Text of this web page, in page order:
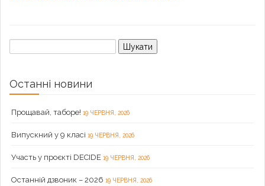
Пошук:
Останні новини
Прощавай, таборе! 19 ЧЕРВНЯ, 2026
Випускний у 9 класі 19 ЧЕРВНЯ, 2026
Участь у проєкті DECIDE 19 ЧЕРВНЯ, 2026
Останній дзвоник – 2026 19 ЧЕРВНЯ, 2026